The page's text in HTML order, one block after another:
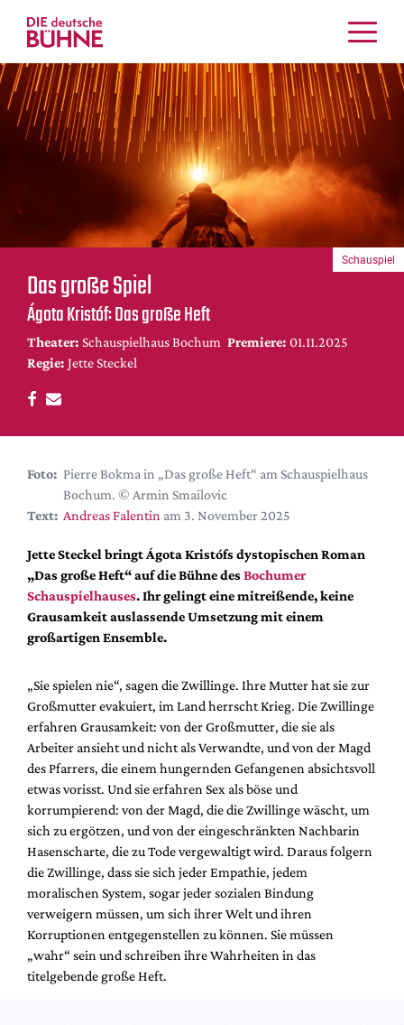
Kritiken
Schauspiel
Musiktheater
Tanz
Bühnenwelt
Festivals & Veranstaltungen
Menschen & Theater
Themen
Internationales
Nachrufe
DdB-map
Premierensuche
Festival-Planer
Alle Hefte
Leseproben
Podcast
Shop / Abo
Newsletter
Redaktion
Autor:innen
Partner
Mediadaten
Suche
Das große Spiel
Ágota Kristóf: Das große Heft
Theater: Schauspielhaus Bochum Premiere: 01.11.2025
Regie: Jette Steckel
Schauspiel
Foto: Pierre Bokma in „Das große Heft“ am Schauspielhaus
Bochum. © Armin Smailovic
Text: Andreas Falentin am 3. November 2025
Jette Steckel bringt Ágota Kristófs dystopischen Roman
„Das große Heft“ auf die Bühne des Bochumer
Schauspielhauses. Ihr gelingt eine mitreißende, keine
Grausamkeit auslassende Umsetzung mit einem
großartigen Ensemble.
„Sie spielen nie“, sagen die Zwillinge. Ihre Mutter hat sie zur
Großmutter evakuiert, im Land herrscht Krieg. Die Zwillinge
erfahren Grausamkeit: von der Großmutter, die sie als
Arbeiter ansieht und nicht als Verwandte, und von der Magd
des Pfarrers, die einem hungernden Gefangenen absichtsvoll
etwas vorisst. Und sie erfahren Sex als böse und
korrumpierend: von der Magd, die die Zwillinge wäscht, um
sich zu ergötzen, und von der eingeschränkten Nachbarin
Hasenscharte, die zu Tode vergewaltigt wird. Daraus folgern
die Zwillinge, dass sie sich jeder Empathie, jedem
moralischen System, sogar jeder sozialen Bindung
verweigern müssen, um sich ihrer Welt und ihren
Korruptionen entgegenstellen zu können. Sie müssen
„wahr“ sein und schreiben ihre Wahrheiten in das
titelgebende große Heft.